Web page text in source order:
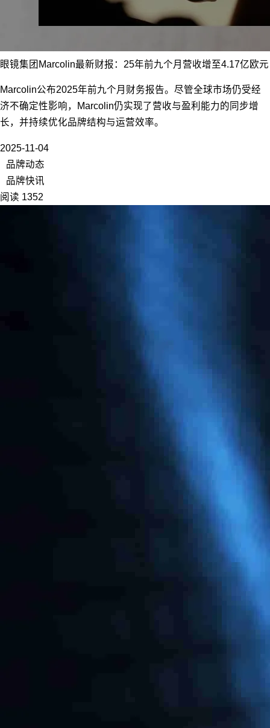
眼镜集团Marcolin最新财报：25年前九个月营收增至4.17亿欧元
Marcolin公布2025年前九个月财务报告。尽管全球市场仍受经
济不确定性影响，Marcolin仍实现了营收与盈利能力的同步增
长，并持续优化品牌结构与运营效率。
2025-11-04
品牌动态
品牌快讯
阅读 1352